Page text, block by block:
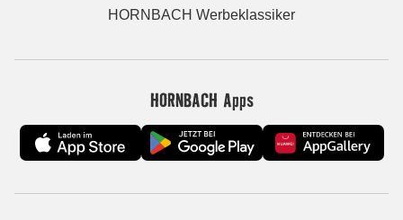
HORNBACH Werbeklassiker
HORNBACH Apps